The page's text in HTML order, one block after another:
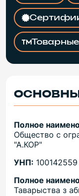
Полное
Общество с
"А.КОР"
УНП: 100142559
Полное
Таварыства з